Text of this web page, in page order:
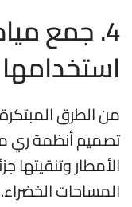
4. جمع
استخدامها
من الطرق
تصميم أنظمة ري
الأمطار وتنقيتها
المساحات الخضراء.